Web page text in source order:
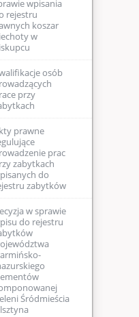
wpisania
rejestru
koszar
w
osób
przy
prawne
prac
zabytkach
do
zabytków
w sprawie
do rejestru
Śródmieścia